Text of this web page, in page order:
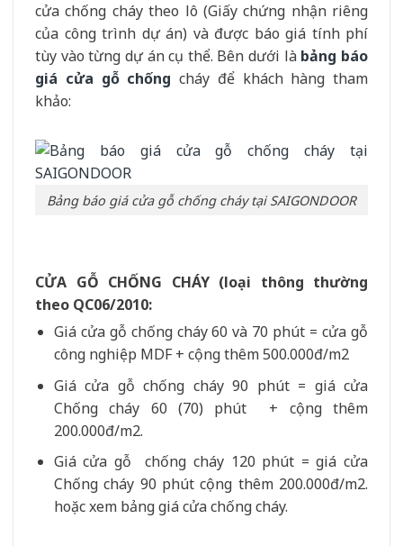
cửa chống cháy theo lô (Giấy chứng nhận riêng
của công trình dự án) và được báo giá tính phí
tùy vào từng dự án cụ thể. Bên dưới là bảng báo
giá cửa gỗ chống cháy để khách hàng tham
khảo:
Bảng báo giá cửa gỗ chống cháy tại SAIGONDOOR
CỬA GỖ CHỐNG CHÁY (loại thông thường
theo QC06/2010:
Giá cửa gỗ chống cháy 60 và 70 phút = cửa gỗ
công nghiệp MDF + cộng thêm 500.000đ/m2
Giá cửa gỗ chống cháy 90 phút = giá cửa
Chống cháy 60 (70) phút + cộng thêm
200.000đ/m2.
Giá cửa gỗ chống cháy 120 phút = giá cửa
Chống cháy 90 phút cộng thêm 200.000đ/m2.
hoặc xem bảng giá cửa chống cháy.